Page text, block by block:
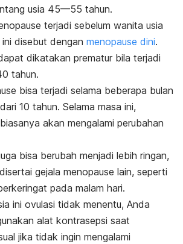
usia 45—55 tahun.
terjadi sebelum wanita usia
disebut dengan menopause dini.
dikatakan prematur bila terjadi
tahun.
bisa terjadi selama beberapa bulan
10 tahun. Selama masa ini,
akan mengalami perubahan
bisa berubah menjadi lebih ringan,
gejala menopause lain, seperti
pada malam hari.
ini ovulasi tidak menentu, Anda
alat kontrasepsi saat
jika tidak ingin mengalami